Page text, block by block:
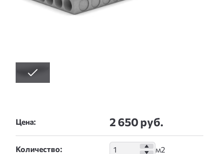
Цена: 2 650 руб.
Количество: